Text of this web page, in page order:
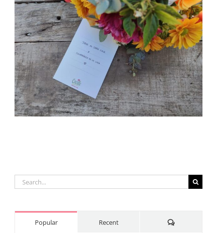
Search
for:
Popular Recent Comments